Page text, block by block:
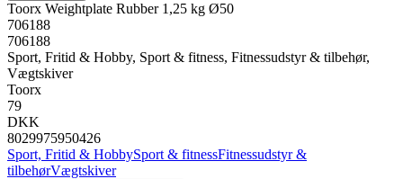
Toorx Weightplate Rubber 1,25 kg Ø50
706188
706188
Sport, Fritid & Hobby, Sport & fitness, Fitnessudstyr & tilbehør,
Vægtskiver
Toorx
79
DKK
8029975950426
Sport, Fritid & HobbySport & fitnessFitnessudstyr &
tilbehørVægtskiver